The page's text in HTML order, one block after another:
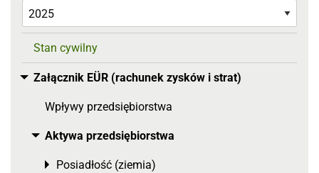
Stan cywilny
Załącznik EÜR (rachunek zysków i strat)
Toggle menu
Wpływy przedsiębiorstwa
Aktywa przedsiębiorstwa
Toggle menu
Posiadłość (ziemia)
Toggle menu